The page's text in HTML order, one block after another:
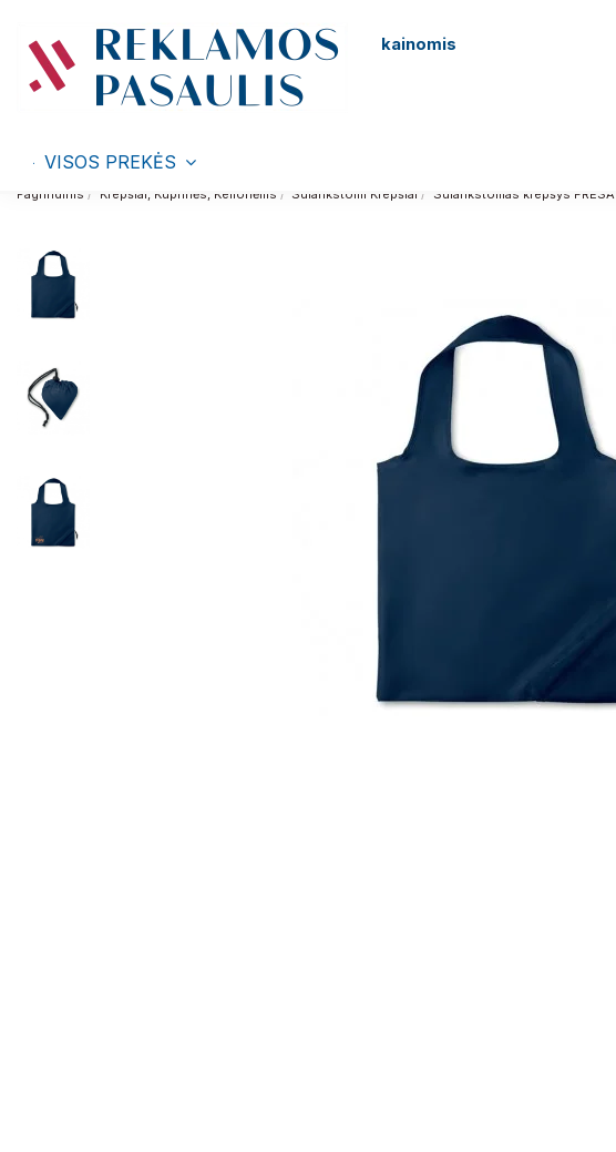
kainomis
VISOS PREKĖS
Pagrindinis Krepšiai, Kuprinės, Kelionėms Sulankstomi Krepšiai Sulankstomas krepšys FRESA